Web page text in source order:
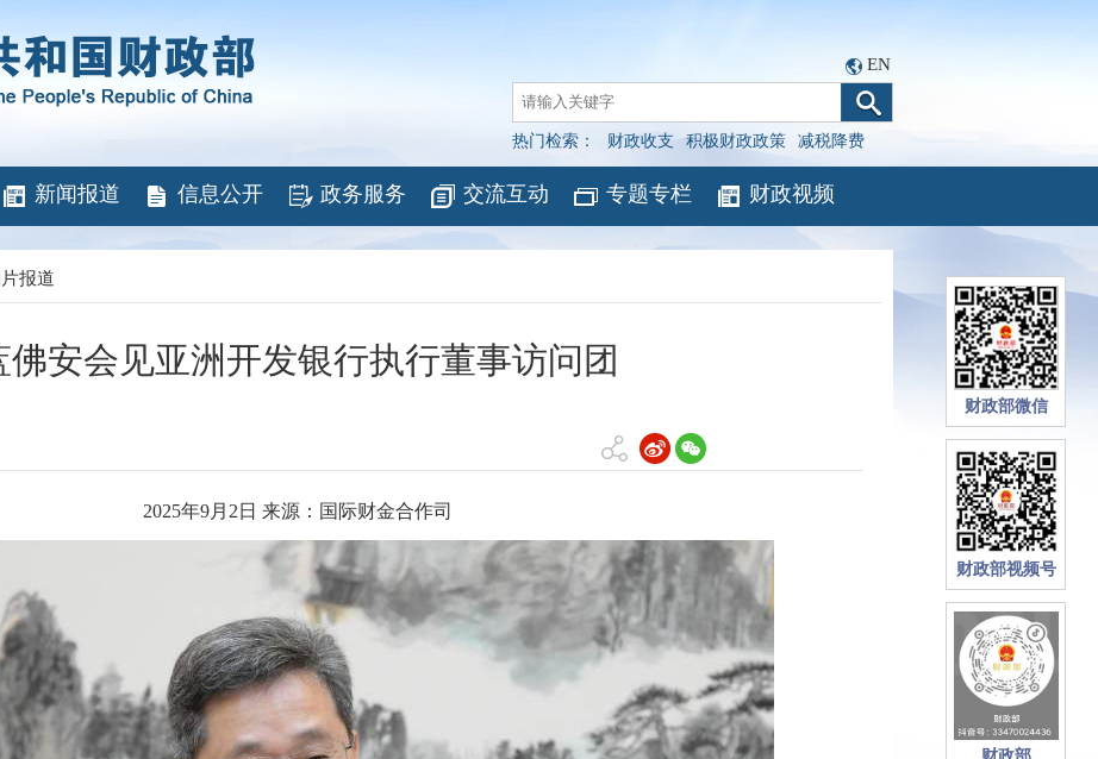
EN
热门检索： 财政收支 积极财政政策 减税降费
新闻报道 信息公开 政务服务 交流互动 专题专栏 财政视频
片报道
佛安会见亚洲开发银行执行董事访问团
2025年9月2日 来源：国际财金合作司
财政部微信
财政部视频号